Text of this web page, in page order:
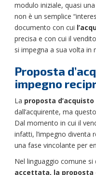
modulo iniziale, quasi
non è un semplice
documento con cui
precisa e con cui il
si impegna a sua volta in
Proposta
impegno
La proposta d’acquisto
dall’acquirente, ma
Dal momento in cui il
infatti, l’impegno diventa
una fase vincolante per
Nel linguaggio comune si
accettata, la proposta